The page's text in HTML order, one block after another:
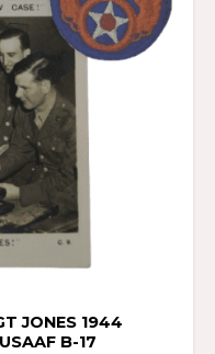
JONES 1944
B-17